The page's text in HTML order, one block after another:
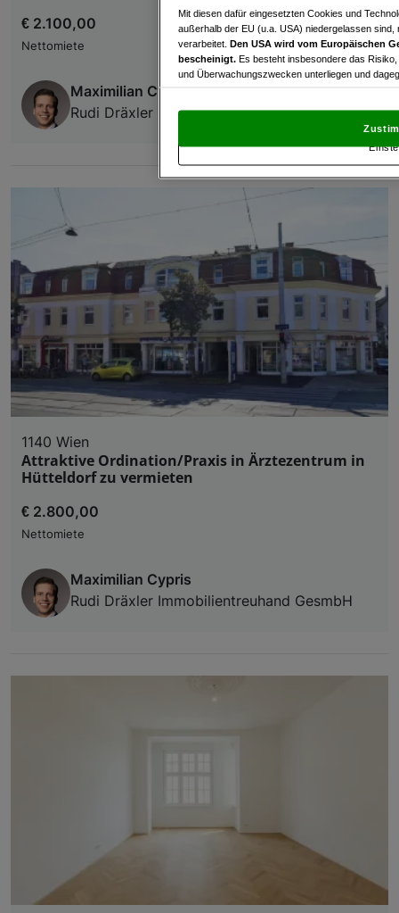
€ 2.100,00
Nettomiete
Maximilian Cypris
Rudi Dräxler Immobilientreuhand GesmbH
1140 Wien
Attraktive Ordination/Praxis in Ärztezentrum in
Hütteldorf zu vermieten
€ 2.800,00
Nettomiete
Maximilian Cypris
Rudi Dräxler Immobilientreuhand GesmbH
Mit diesen dafür eingesetzten Cookies und
außerhalb der EU (u.a. USA) niedergelassen
verarbeitet. Den USA wird vom Europäischen
bescheinigt. Es besteht insbesondere das
und Überwachungszwecken unterliegen und
und Widerspruch gegen die Verarbeitung auf der
„Cookie Einstellungen“, die sich auf jeder Seite
Wir und unsere Partner
Verwendung genauer Standortdaten.
Zugriff auf Informationen auf einem Endgerät.
und der Performance von Inhalten,
Liste der Partner (Lieferanten)